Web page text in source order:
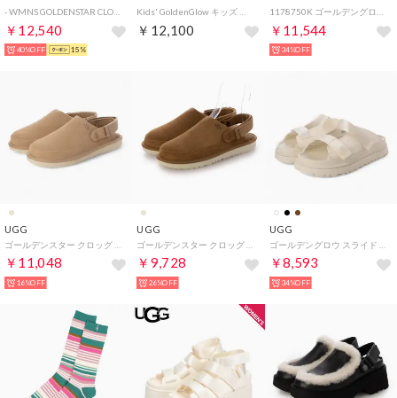
￥12,540
40%OFF 15%
￥12,100 ￥11,544
34%OFF
UGG
￥11,048
16%OFF
UGG
￥9,728
26%OFF
UGG
￥8,593
34%OFF